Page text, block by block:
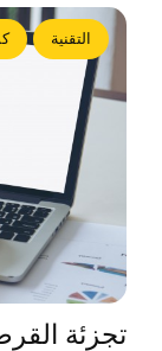
التقنية
تجزئة